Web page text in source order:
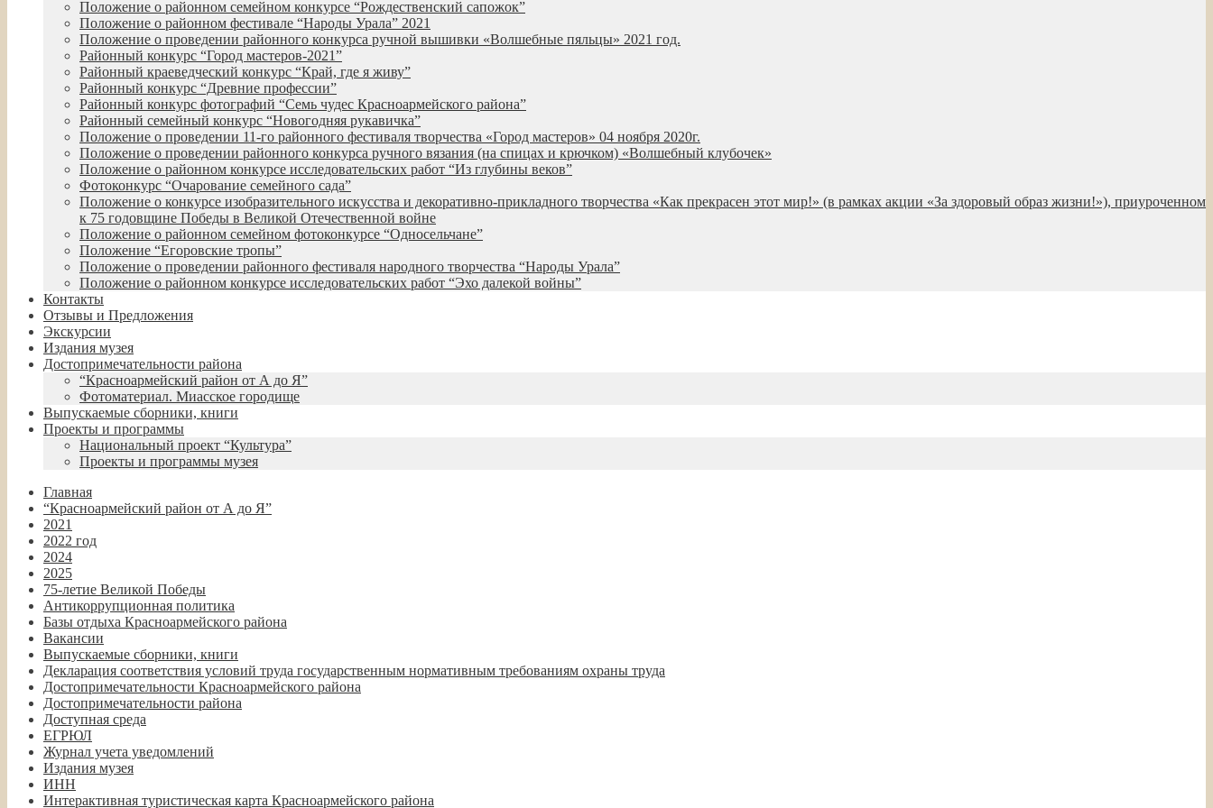
Положение о районном семейном конкурсе “Рождественский сапожок”
Положение о районном фестивале “Народы Урала” 2021
Положение о проведении районного конкурса ручной вышивки «Волшебные пяльцы» 2021 год.
Районный конкурс “Город мастеров-2021”
Районный краеведческий конкурс “Край, где я живу”
Районный конкурс “Древние профессии”
Районный конкурс фотографий “Семь чудес Красноармейского района”
Районный семейный конкурс “Новогодняя рукавичка”
Положение о проведении 11-го районного фестиваля творчества «Город мастеров» 04 ноября 2020г.
Положение о проведении районного конкурса ручного вязания (на спицах и крючком) «Волшебный клубочек»
Положение о районном конкурсе исследовательских работ “Из глубины веков”
Фотоконкурс “Очарование семейного сада”
Положение о конкурсе изобразительного искусства и декоративно-прикладного творчества «Как прекрасен этот мир!» (в рамках акции «За здоровый образ жизни!»), приуроченном
к 75 годовщине Победы в Великой Отечественной войне
Положение о районном семейном фотоконкурсе “Односельчане”
Положение “Егоровские тропы”
Положение о проведении районного фестиваля народного творчества “Народы Урала”
Положение о районном конкурсе исследовательских работ “Эхо далекой войны”
Контакты
Отзывы и Предложения
Экскурсии
Издания музея
Достопримечательности района
“Красноармейский район от А до Я”
Фотоматериал. Миасское городище
Выпускаемые сборники, книги
Проекты и программы
Национальный проект “Культура”
Проекты и программы музея
Главная
“Красноармейский район от А до Я”
2021
2022 год
2024
2025
75-летие Великой Победы
Антикоррупционная политика
Базы отдыха Красноармейского района
Вакансии
Выпускаемые сборники, книги
Декларация соответствия условий труда государственным нормативным требованиям охраны труда
Достопримечательности Красноармейского района
Достопримечательности района
Доступная среда
ЕГРЮЛ
Журнал учета уведомлений
Издания музея
ИНН
Интерактивная туристическая карта Красноармейского района